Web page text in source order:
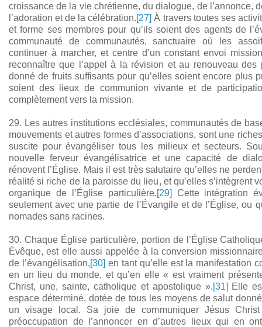
croissance de la vie chrétienne, du dialogue, de l’annonce,
l’adoration et de la célébration.[27] À travers toutes ses
et forme ses membres pour qu’ils soient des agents de
communauté de communautés, sanctuaire où les
continuer à marcher, et centre d’un constant envoi
reconnaître que l’appel à la révision et au renouveau des
donné de fruits suffisants pour qu’elles soient encore plus
soient des lieux de communion vivante et de
complètement vers la mission.
29. Les autres institutions ecclésiales, communautés de
mouvements et autres formes d’associations, sont une
suscite pour évangéliser tous les milieux et secteurs.
nouvelle ferveur évangélisatrice et une capacité de
rénovent l’Église. Mais il est très salutaire qu’elles ne
réalité si riche de la paroisse du lieu, et qu’elles s’intègrent
organique de l’Église particulière.[29] Cette intégration
seulement avec une partie de l’Évangile et de l’Église, ou
nomades sans racines.
30. Chaque Église particulière, portion de l’Église
Évêque, est elle aussi appelée à la conversion
de l’évangélisation,[30] en tant qu’elle est la manifestation
en un lieu du monde, et qu’en elle « est vraiment
Christ, une, sainte, catholique et apostolique ».[31] Elle
espace déterminé, dotée de tous les moyens de salut
un visage local. Sa joie de communiquer Jésus
préoccupation de l’annoncer en d’autres lieux qui en